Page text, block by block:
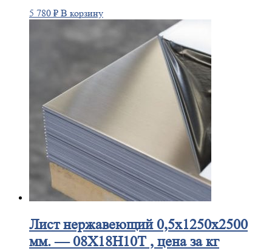
5 780 ₽ В корзину
Листнержавеющий 0,5x1250x2500
мм. — 08Х18Н10Т , цена за кг